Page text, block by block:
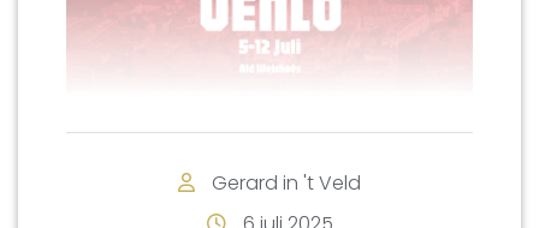
Gerard in 't Veld